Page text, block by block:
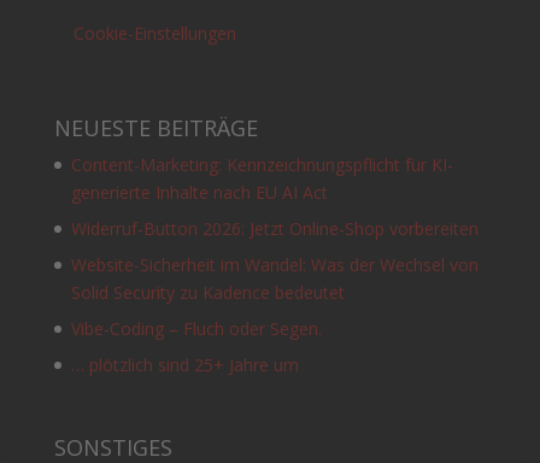
Cookie-Einstellungen
NEUESTE BEITRÄGE
Content-Marketing: Kennzeichnungspflicht für KI-
generierte Inhalte nach EU AI Act
Widerruf-Button 2026: Jetzt Online-Shop vorbereiten
Website-Sicherheit im Wandel: Was der Wechsel von
Solid Security zu Kadence bedeutet
Vibe-Coding – Fluch oder Segen.
… plötzlich sind 25+ Jahre um
SONSTIGES